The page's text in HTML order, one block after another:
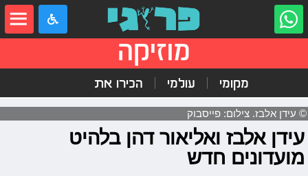
מוזיקה
מקומי עולמי הכירו את
© עידן אלבז. צילום: פייסבוק
עידן אלבז ואליאור דהן בלהיט
מועדונים חדש